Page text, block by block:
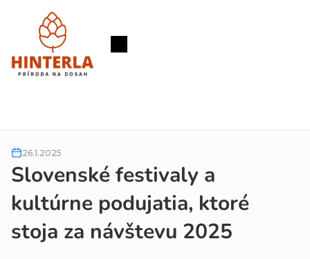
Nákupný
Slovenské festivaly a
kultúrne podujatia, ktoré
stoja za návštevu 2025
26.1.2025